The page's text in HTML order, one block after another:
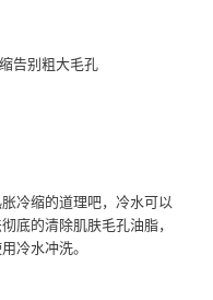
告别粗大毛孔
冷缩的道理吧，冷水可以
底的清除肌肤毛孔油脂，
冷水冲洗。